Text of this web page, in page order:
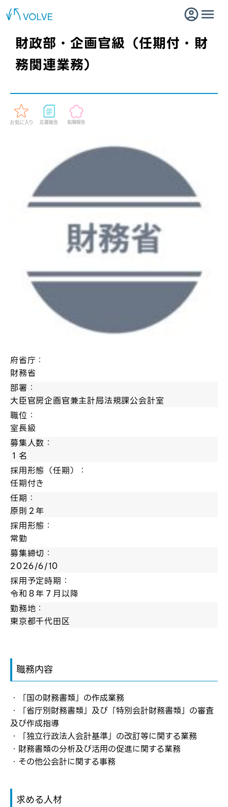
弊社ホームページの求人票をみて
応募した方へ
弊社ホームページの求人票をみて
応募し、転職を決めた方
お気に入り登録にはログインが必要です
メールアドレス
パスワード
※パスワードを忘れた方は コチラ
財政部・企画官級（任期付・財
務関連業務）
府省庁：
財務省
部署：
大臣官房企画官兼主計局法規課公会計室
職位：
室長級
募集人数：
１名
採用形態（任期）：
任期付き
任期：
原則２年
採用形態：
常勤
募集締切：
2026/6/10
採用予定時期：
令和８年７月以降
勤務地：
東京都千代田区
職務内容
・「国の財務書類」の作成業務
・「省庁別財務書類」及び「特別会計財務書類」の審査
及び作成指導
・「独立行政法人会計基準」の改訂等に関する業務
・財務書類の分析及び活用の促進に関する業務
・その他公会計に関する事務
求める人材